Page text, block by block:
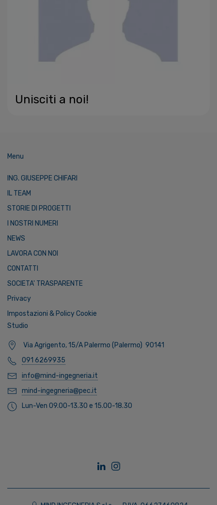
Unisciti a noi!
Menu
ING. GIUSEPPE CHIFARI
IL TEAM
STORIE DI PROGETTI
I NOSTRI NUMERI
NEWS
LAVORA CON NOI
CONTATTI
SOCIETA' TRASPARENTE
Privacy
Impostazioni & Policy Cookie
Studio
Via Agrigento, 15/A Palermo (Palermo) 90141
091 6269935
info@mind-ingegneria.it
mind-ingegneria@pec.it
Lun-Ven 09.00-13.30 e 15.00-18.30